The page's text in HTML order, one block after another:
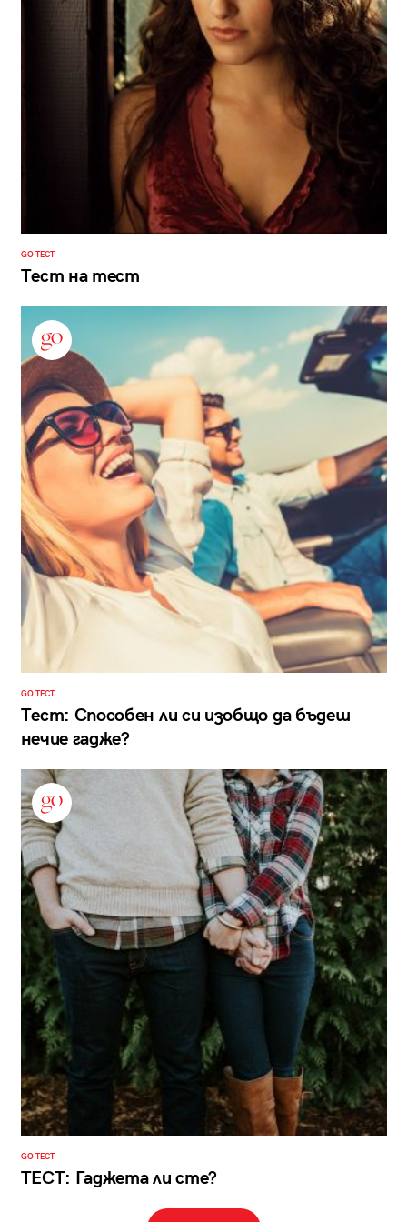
GO ТЕСТ
Тест на тест
GO ТЕСТ
Тест: Способен ли си изобщо да бъдеш
нечие гадже?
GO ТЕСТ
ТЕСТ: Гаджета ли сте?